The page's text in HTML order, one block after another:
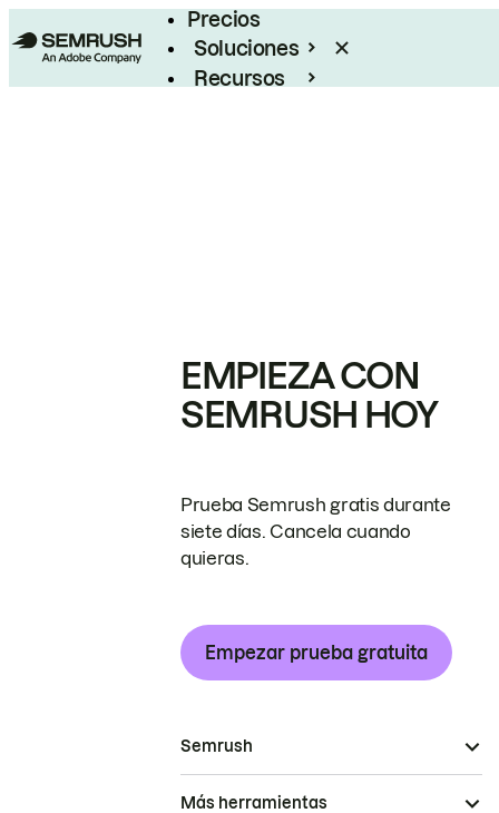
Precios
Soluciones
Recursos
EMPIEZA CON
SEMRUSH HOY
Prueba Semrush gratis durante
siete días. Cancela cuando
quieras.
Empezar prueba gratuita
Semrush
Más herramientas